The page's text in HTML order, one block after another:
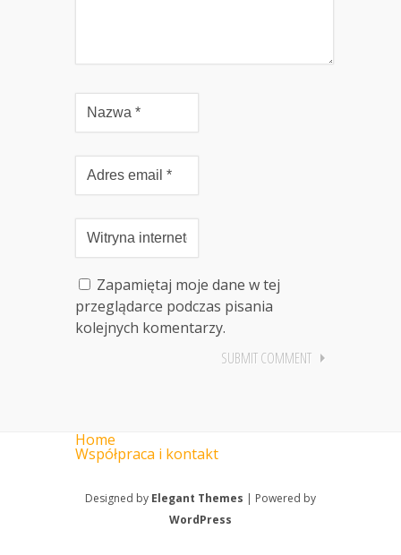
Zapamiętaj moje dane w tej
przeglądarce podczas pisania
kolejnych komentarzy.
Home
Współpraca i kontakt
Designed by Elegant Themes | Powered by
WordPress